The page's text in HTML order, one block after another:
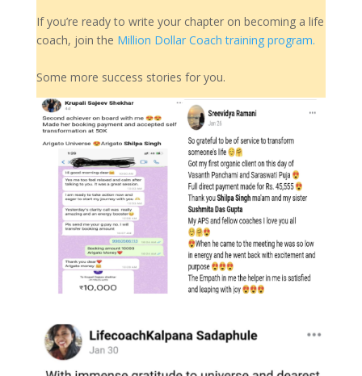
If you’re ready to write your chapter on becoming a life
coach, join the Million Dollar Coach training program.
Some more success stories for you.